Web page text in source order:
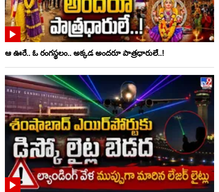
ఆ ఊరే.. ఓ రంగస్థలం.. అక్కడ అందరూ పాత్రధారులే..!